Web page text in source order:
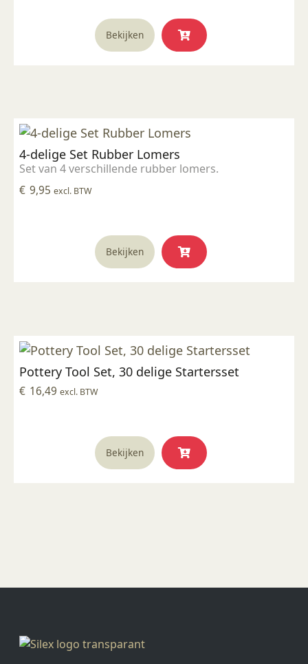
Bekijken
4-delige Set Rubber Lomers
Set van 4 verschillende rubber lomers.
€ 9,95 excl. BTW
Bekijken
Pottery Tool Set, 30 delige Startersset
€ 16,49 excl. BTW
Bekijken